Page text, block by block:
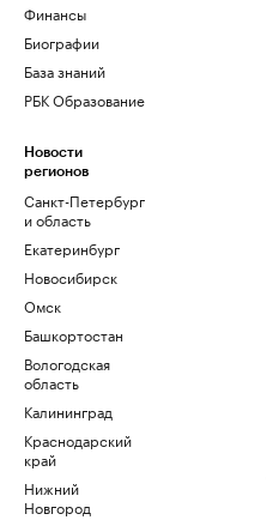
Финансы
Биографии
База знаний
РБК Образование
Новости
регионов
Санкт-Петербург
и область
Екатеринбург
Новосибирск
Омск
Башкортостан
Вологодская
область
Калининград
Краснодарский
край
Нижний
Новгород